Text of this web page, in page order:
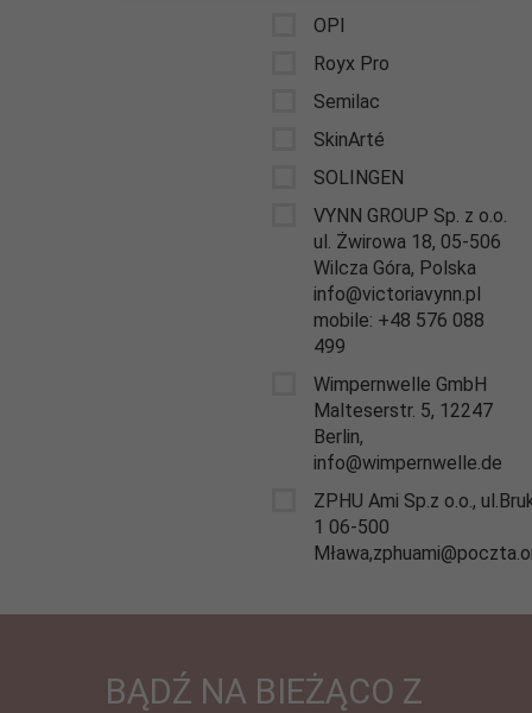
OPI
Royx Pro
Semilac
SkinArté
SOLINGEN
VYNN GROUP Sp. z o.o.
ul. Żwirowa 18, 05-506
Wilcza Góra, Polska
info@victoriavynn.pl
mobile: +48 576 088
499
Wimpernwelle GmbH
Malteserstr. 5, 12247
Berlin,
info@wimpernwelle.de
ZPHU Ami Sp.z o.o.,
1 06-500
BĄDŹ NA BIEŻĄCO Z